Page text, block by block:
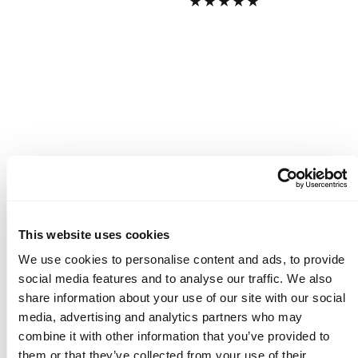
This website uses cookies
We use cookies to personalise content and ads, to provide
social media features and to analyse our traffic. We also
share information about your use of our site with our social
media, advertising and analytics partners who may
combine it with other information that you’ve provided to
them or that they’ve collected from your use of their
GreenSapphire
Herren T-Shirts
Herren T Shirts, Poloshirts und
Hemden für Sport und Freizeit
Halti Herren T Shirts, Poloshirts und Hemden
bieten dir leichte, atmungsaktive Styles für
warme Tage und aktive Momente draußen. Die
Kollektion ist gemacht für Bewegungsfreiheit,